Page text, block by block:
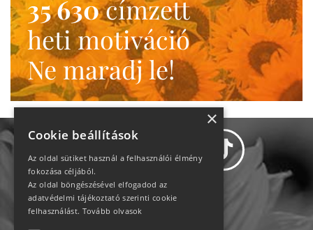
35 630címzett
heti motiváció
Ne maradj le!
Adatvédelem
×
Cookie beállítások
Az oldal sütiket használ a felhasználói élmény
fokozása céljából.
Az oldal böngészésével elfogadod az
adatvédelmi tájékoztató szerinti cookie
felhasználást. Tovább olvasok